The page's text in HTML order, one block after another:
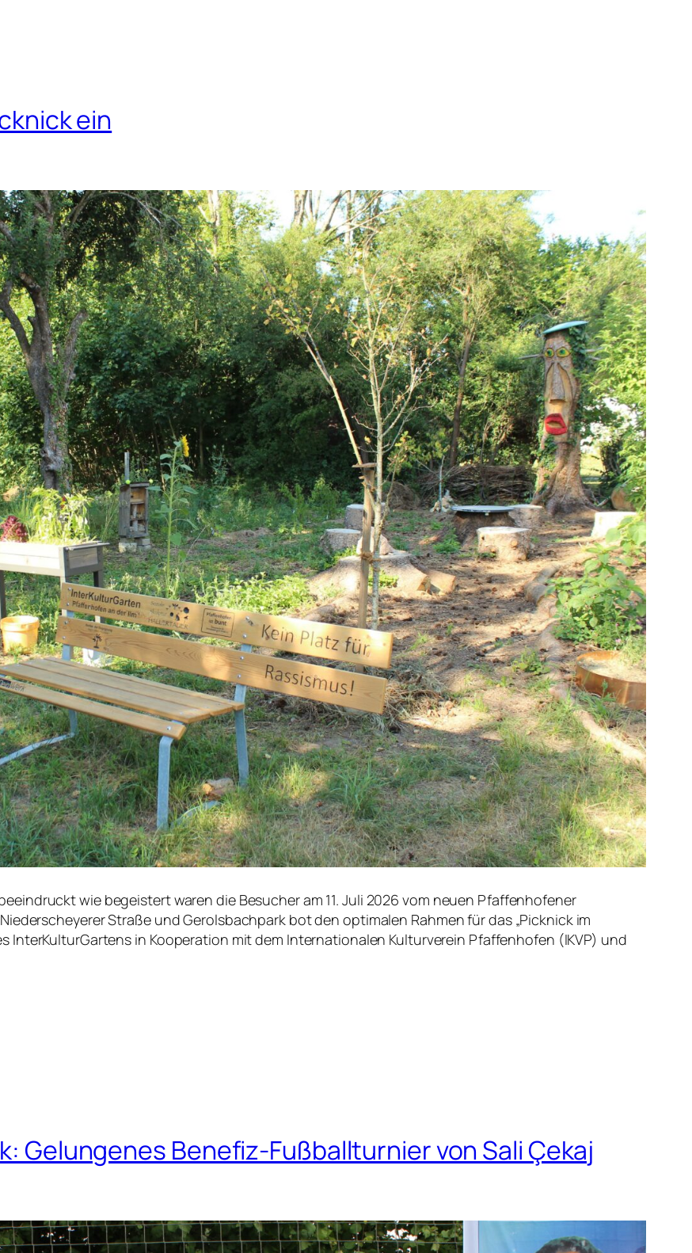
ein
wie begeistert waren die Besucher am 11. Juli 2026 vom neuen Pfaffenhofener
Straße und Gerolsbachpark bot den optimalen Rahmen für das „Picknick im
InterKulturGartens in Kooperation mit dem Internationalen Kulturverein Pfaffenhofen (IKVP) und
Gelungenes Benefiz-Fußballturnier von Sali Çekaj